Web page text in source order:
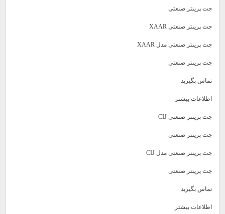
جت پرینتر صنعتی
جت پرینتر صنعتی XAAR
جت پرینتر صنعتی مدل XAAR
جت پرینتر صنعتی
تماس بگیرید
اطلاعات بیشتر
جت پرینتر صنعتی CIJ
جت پرینتر صنعتی
جت پرینتر صنعتی مدل CIJ
جت پرینتر صنعتی
تماس بگیرید
اطلاعات بیشتر